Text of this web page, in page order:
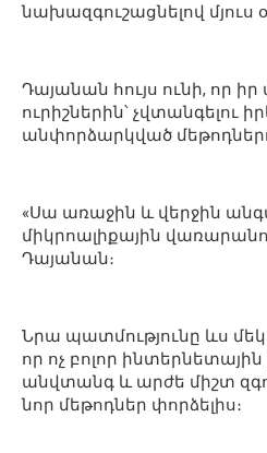
նախազգուշացնելով մյուս
Դայանան հույս ունի, որ
ուրիշներին՝ չվտանգելու
անփորձարկված
«Սա առաջին և վերջին
միկրոալիքային
Դայանան։
Նրա պատմությունը ևս մեկ
որ ոչ բոլոր
անվտանգ և արժե միշտ
նոր մեթոդներ փորձելիս։